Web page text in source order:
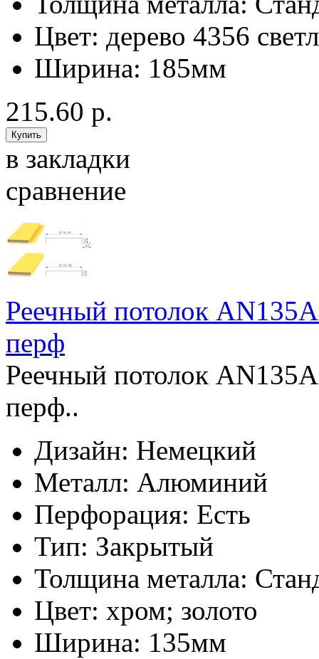
Цвет: дерево 4356
Ширина: 185мм
215.60 р.
в закладки
сравнение
Реечный потолок
перф
Реечный потолок
перф..
Дизайн: Немецкий
Металл: Алюминий
Перфорация: Есть
Тип: Закрытый
Толщина металла:
Цвет: хром; золото
Ширина: 135мм